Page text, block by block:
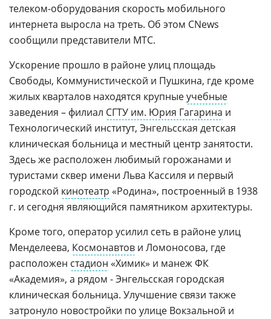
телеком-оборудования скорость мобильного
интернета выросла на треть. Об этом CNews
сообщили представители МТС.
Ускорение прошло в районе улиц площадь
Свободы, Коммунистической и Пушкина, где кроме
жилых кварталов находятся крупныеучебные
заведения – филиал СГТУ им. Юрия Гагарина и
Технологический институт, Энгельсская детская
клиническая больница и местный центр занятости.
Здесь же расположен любимый горожанами и
туристами сквер имени Льва Кассиля и первый
городской кинотеатр «Родина», построенный в 1938
г. и сегодня являющийся памятником архитектуры.
Кроме того, оператор усилил сеть в районе улиц
Менделеева, Космонавтов и Ломоносова, где
расположен стадион «Химик» и манеж ФК
«Академия», а рядом - Энгельсская городская
клиническая больница. Улучшение связи также
затронуло новостройки по улице Вокзальной и